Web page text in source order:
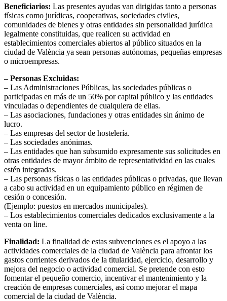
Beneficiarios: Las presentes ayudas van dirigidas tanto a personas
físicas como jurídicas, cooperativas, sociedades civiles,
comunidades de bienes y otras entidades sin personalidad jurídica
legalmente constituidas, que realicen su actividad en
establecimientos comerciales abiertos al público situados en la
ciudad de València ya sean personas autónomas, pequeñas empresas
o microempresas.
– Personas Excluidas:
– Las Administraciones Públicas, las sociedades públicas o
participadas en más de un 50% por capital público y las entidades
vinculadas o dependientes de cualquiera de ellas.
– Las asociaciones, fundaciones y otras entidades sin ánimo de
lucro.
– Las empresas del sector de hostelería.
– Las sociedades anónimas.
– Las entidades que han subsumido expresamente sus solicitudes en
otras entidades de mayor ámbito de representatividad en las cuales
estén integradas.
– Las personas físicas o las entidades públicas o privadas, que llevan
a cabo su actividad en un equipamiento público en régimen de
cesión o concesión.
(Ejemplo: puestos en mercados municipales).
– Los establecimientos comerciales dedicados exclusivamente a la
venta on line.
Finalidad: La finalidad de estas subvenciones es el apoyo a las
actividades comerciales de la ciudad de València para afrontar los
gastos corrientes derivados de la titularidad, ejercicio, desarrollo y
mejora del negocio o actividad comercial. Se pretende con esto
fomentar el pequeño comercio, incentivar el mantenimiento y la
creación de empresas comerciales, así como mejorar el mapa
comercial de la ciudad de València.